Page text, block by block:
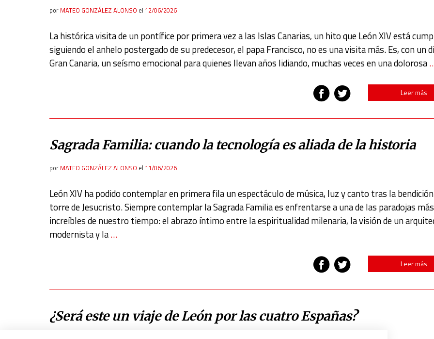
por MATEO GONZÁLEZ ALONSO el 12/06/2026
La histórica visita de un pontífice por primera vez a las Islas Canarias, un hito que León XIV está
siguiendo el anhelo postergado de su predecesor, el papa Francisco, no es una visita más. Es, con un
Gran Canaria, un seísmo emocional para quienes llevan años lidiando, muchas veces en una dolorosa
Leer más
Sagrada Familia: cuando la tecnología es aliada de la historia
por MATEO GONZÁLEZ ALONSO el 11/06/2026
León XIV ha podido contemplar en primera fila un espectáculo de música, luz y canto tras la
torre de Jesucristo. Siempre contemplar la Sagrada Familia es enfrentarse a una de las paradojas más
increíbles de nuestro tiempo: el abrazo íntimo entre la espiritualidad milenaria, la visión de un
modernista y la…
Leer más
¿Será este un viaje de León por las cuatro Españas?